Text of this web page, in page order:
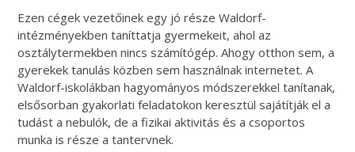
Ezen cégek vezetőinek egy jó része Waldorf-
intézményekben taníttatja gyermekeit, ahol az
osztálytermekben nincs számítógép. Ahogy otthon sem, a
gyerekek tanulás közben sem használnak internetet. A
Waldorf-iskolákban hagyományos módszerekkel tanítanak,
elsősorban gyakorlati feladatokon keresztül sajátítják el a
tudást a nebulók, de a fizikai aktivitás és a csoportos
munka is része a tantervnek.